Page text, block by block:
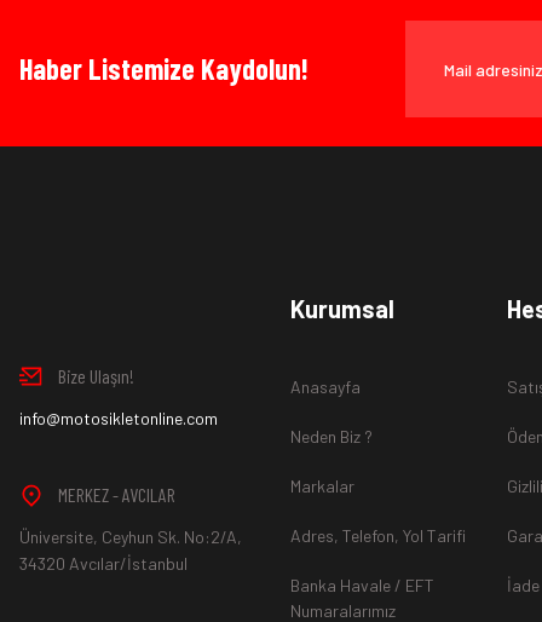
Bu ürüne benzer farklı alternatifler olmalı.
olarak), faturası ile birlikte, satın alma tarihinden itibaren 14
www.MotosikletOnline.com alışveriş sitesinden almış
Aksi durum söz konusu olduğunda
*İade ve Değişim sürecinde ürünlerin "Gönderici Ödemeli”
Haber Listemize Kaydolun!
Bize Ulaşın!
info@motosikletonline.com
MERKEZ - AVCILAR
Üniversite, Ceyhun Sk. No:2/A,
34320 Avcılar/İstanbul
Kurumsal
Anasayfa
Neden Biz ?
Markalar
Adres, Telefon, Yol Tarifi
Banka Havale / EFT
Numaralarımız
İade